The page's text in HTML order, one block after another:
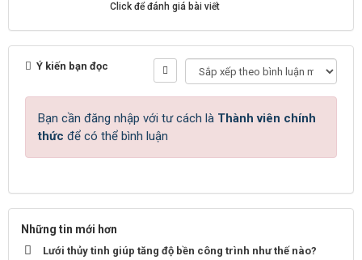
Click để đánh giá bài viết
Ý kiến bạn đọc
Bạn cần đăng nhập với tư cách là Thành viên chính
thức để có thể bình luận
Những tin mới hơn
Lưới thủy tinh giúp tăng độ bền công trình như thế nào?